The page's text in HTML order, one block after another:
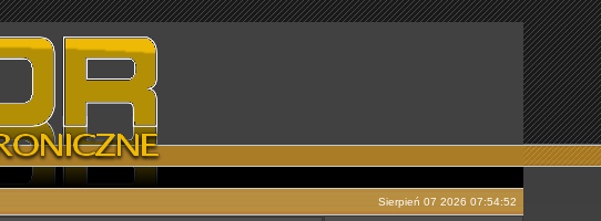
Sierpień 07 2026 07:54:52